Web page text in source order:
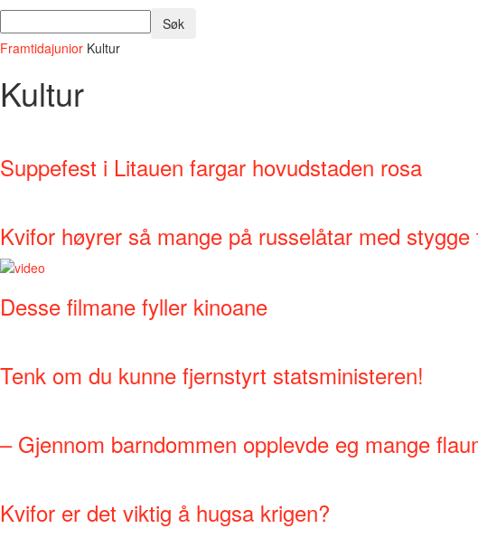
Framtidajunior Kultur
Kultur
Suppefest i Litauen fargar hovudstaden rosa
Kvifor høyrer så mange på russelåtar med stygge
Desse filmane fyller kinoane
Tenk om du kunne fjernstyrt statsministeren!
– Gjennom barndommen opplevde eg mange
Kvifor er det viktig å hugsa krigen?